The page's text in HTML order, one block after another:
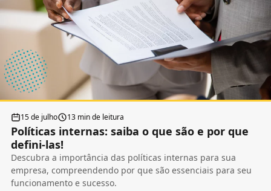
15 de julho 13 min de leitura
Políticas internas: saiba o que são e por que
defini-las!
Descubra a importância das políticas internas para sua
empresa, compreendendo por que são essenciais para seu
funcionamento e sucesso.